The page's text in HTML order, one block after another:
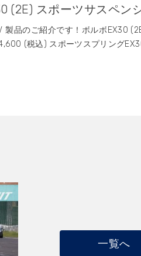
(2E) スポーツサスペン
製品のご紹介です！ボルボEX30
(税込) スポーツスプリング
一覧へ